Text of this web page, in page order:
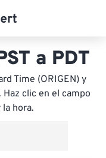
a PDT
Time (ORIGEN) y
clic en el campo
hora.